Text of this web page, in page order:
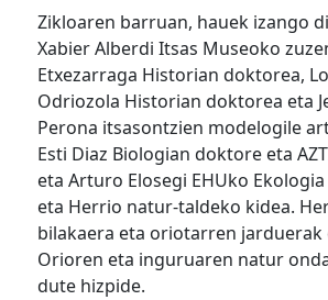
Zikloaren barruan, hauek izango
Xabier Alberdi Itsas Museoko
Etxezarraga Historian doktorea,
Odriozola Historian doktorea eta
Perona itsasontzien modelogile
Esti Diaz Biologian doktore eta
eta Arturo Elosegi EHUko
eta Herrio natur-taldeko kidea.
bilakaera eta oriotarren jarduerak
Orioren eta inguruaren natur
dute hizpide.